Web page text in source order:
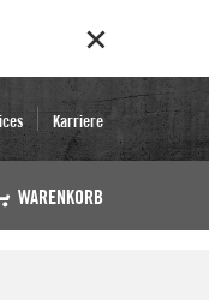
Karriere
WARENKORB